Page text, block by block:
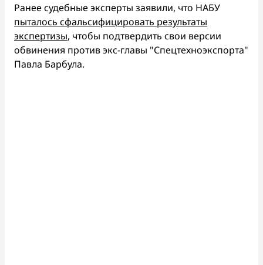
Ранее судебные эксперты заявили, что НАБУ
пыталось сфальсифицировать результаты
экспертизы, чтобы подтвердить свои версии
обвинения против экс-главы "Спецтехноэкспорта"
Павла Барбула.